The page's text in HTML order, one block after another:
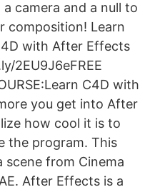
a camera and a null to
composition! Learn
with After Effects
2EU9J6eFREE
C4D with
you get into After
how cool it is to
the program. This
from Cinema
After Effects is a